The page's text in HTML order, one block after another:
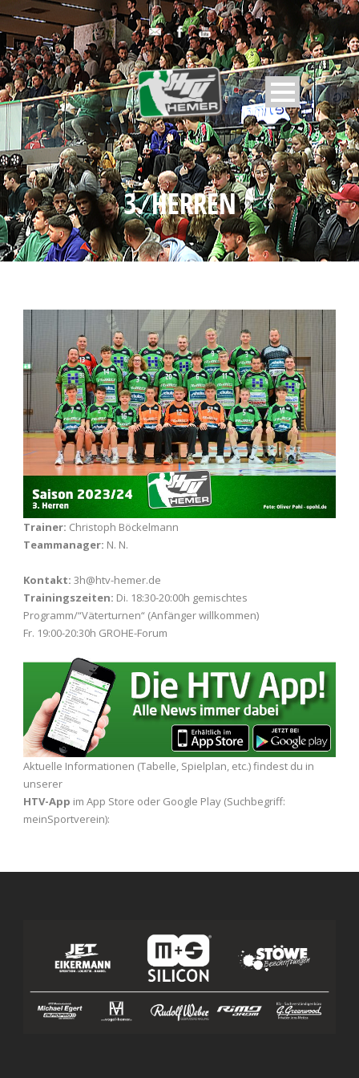
3. HERREN
Trainer: Christoph Böckelmann
Teammanager: N. N.
Kontakt: 3h@htv-hemer.de
Trainingszeiten: Di. 18:30-20:00h gemischtes
Programm/“Väterturnen“ (Anfänger willkommen)
Fr. 19:00-20:30h GROHE-Forum
Aktuelle Informationen (Tabelle, Spielplan, etc.) findest du in
unserer
HTV-App im App Store oder Google Play (Suchbegriff:
meinSportverein):